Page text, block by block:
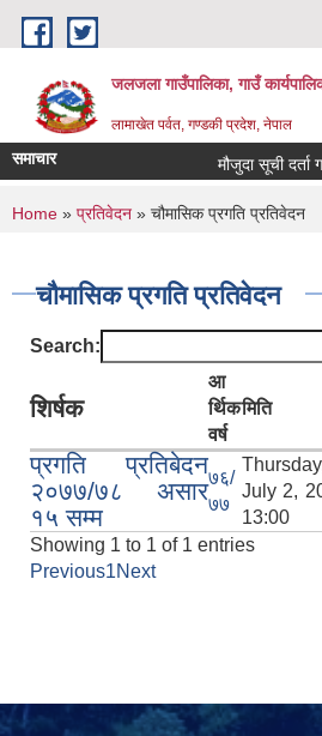
Skip to main content
जलजला गाउँपालिका, गाउँ
लामाखेत पर्वत, गण्डकी प्रदेश, नेपाल
समाचार मौजुदा सूची दर्ता
You are here
Home » प्रतिवेदन » चौमासिक प्रगति प्रतिवेदन
चौमासिक प्रगति प्रतिवेदन
Search:
शिर्षक
आ
र्थिक
वर्ष
मिति
प्रगति प्रतिबेदन
२०७७/७८ असार
१५ सम्म
७६/
७७
July 2,
13:00
Showing 1 to 1 of 1 entries
Previous1Next